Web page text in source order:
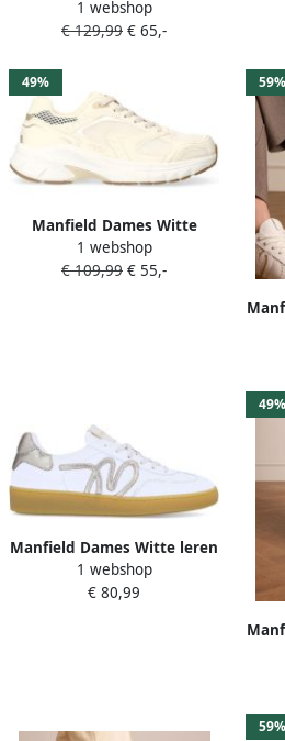
sneakers
1 webshop
€ 129,99 € 65,-
49%
Manfield Dames Witte
crème sneakers met mesh
details
1 webshop
€ 109,99 € 55,-
59%
Manfield Dames Witte leren
sneakers met metallic
details
1 webshop
€ 80,99
49%
59%